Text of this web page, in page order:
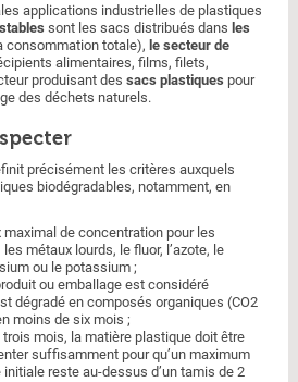
applications industrielles de plastiques
sont les sacs distribués dans les
consommation totale), le secteur de
alimentaires, films, filets,
produisant des sacs plastiques pour
des déchets naturels.
précisément les critères auxquels
biodégradables, notamment, en
de concentration pour les
métaux lourds, le fluor, l’azote, le
ou le potassium ;
ou emballage est considéré
dégradé en composés organiques (CO2
moins de six mois ;
mois, la matière plastique doit être
suffisamment pour qu’un maximum
reste au-dessus d’un tamis de 2